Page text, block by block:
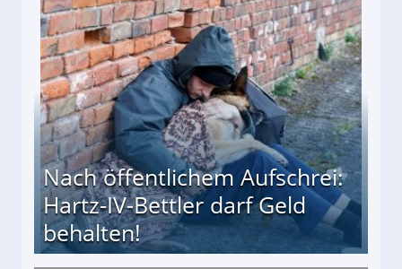
entführten seine Hündin "Hanni"!
Nach öffentlichem Aufschrei:
Hartz-IV-Bettler darf Geld
behalten!